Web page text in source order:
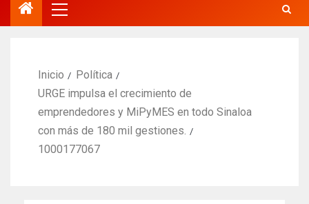
Inicio
Política
URGE impulsa el crecimiento de
emprendedores y MiPyMES en todo Sinaloa
con más de 180 mil gestiones.
1000177067